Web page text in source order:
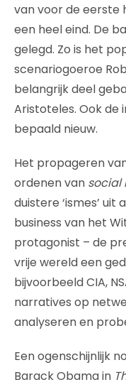
van voor de eerste
een heel eind. De
gelegd. Zo is het
scenariogoeroe
belangrijk deel
Aristoteles. Ook de
bepaald nieuw.
Het propageren
ordenen van social
duistere ‘ismes’
business van het
protagonist – de
vrije wereld een
bijvoorbeeld CIA,
narratives op
analyseren en
Een ogenschijnlijk
Barack Obama in